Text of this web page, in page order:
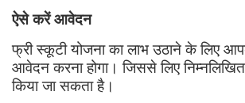
ऐसे करें आवेदन
फ्री स्कूटी योजना का लाभ उठाने के लिए
आवेदन करना होगा। जिससे लिए
किया जा सकता है।